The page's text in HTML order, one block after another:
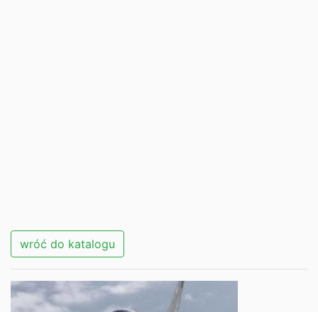
wróć do katalogu